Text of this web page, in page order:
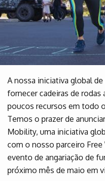
A nossa iniciativa global
fornecer cadeiras de rodas
poucos recursos em todo
Temos o prazer de
Mobility, uma iniciativa
com o nosso parceiro
evento de angariação de
próximo mês de maio em